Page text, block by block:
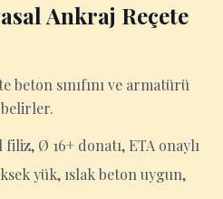
Ankraj Reçete
beton sınıfını ve armatürü
filiz, Ø 16+ donatı, ETA onaylı
yük, ıslak beton uygun,